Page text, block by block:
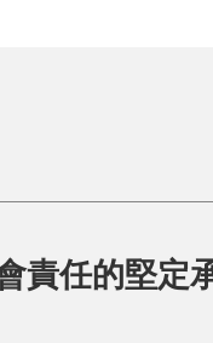
責任的堅定